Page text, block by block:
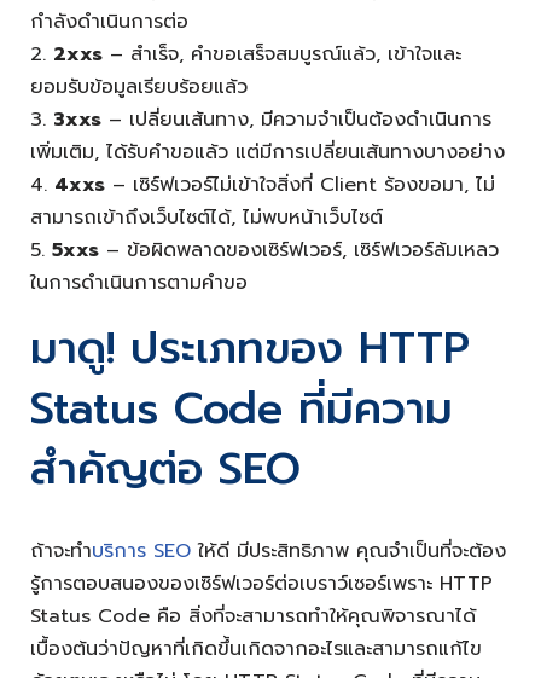
กำลังดำเนินการต่อ
2. 2xxs – สำเร็จ, คำขอเสร็จสมบูรณ์แล้ว, เข้าใจและ
ยอมรับข้อมูลเรียบร้อยแล้ว
3. 3xxs – เปลี่ยนเส้นทาง, มีความจำเป็นต้องดำเนินการ
เพิ่มเติม, ได้รับคำขอแล้ว แต่มีการเปลี่ยนเส้นทางบางอย่าง
4. 4xxs – เซิร์ฟเวอร์ไม่เข้าใจสิ่งที่ Client ร้องขอมา, ไม่
สามารถเข้าถึงเว็บไซต์ได้, ไม่พบหน้าเว็บไซต์
5. 5xxs – ข้อผิดพลาดของเซิร์ฟเวอร์, เซิร์ฟเวอร์ล้มเหลว
ในการดำเนินการตามคำขอ
มาดู! ประเภทของ HTTP
Status Code ที่มีความ
สำคัญต่อ SEO
ถ้าจะทำบริการ SEO ให้ดี มีประสิทธิภาพ คุณจำเป็นที่จะต้อง
รู้การตอบสนองของเซิร์ฟเวอร์ต่อเบราว์เซอร์เพราะ HTTP
Status Code คือ สิ่งที่จะสามารถทำให้คุณพิจารณาได้
เบื้องต้นว่าปัญหาที่เกิดขึ้นเกิดจากอะไรและสามารถแก้ไข